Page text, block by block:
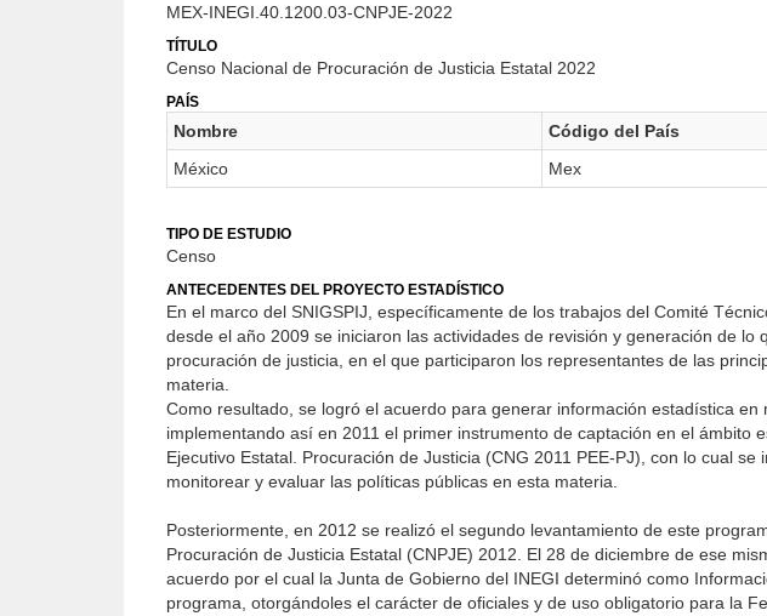
MEX-INEGI.40.1200.03-CNPJE-2022
TÍTULO
Censo Nacional de Procuración de Justicia Estatal 2022
PAÍS
Nombre
Código del País
México
Mex
TIPO DE ESTUDIO
Censo
ANTECEDENTES DEL PROYECTO ESTADÍSTICO
En el marco del SNIGSPIJ, específicamente de los trabajos del Comité
desde el año 2009 se iniciaron las actividades de revisión y generación de
procuración de justicia, en el que participaron los representantes de las
materia.
Como resultado, se logró el acuerdo para generar información estadística
implementando así en 2011 el primer instrumento de captación en el ámbito
Ejecutivo Estatal. Procuración de Justicia (CNG 2011 PEE-PJ), con lo cual
monitorear y evaluar las políticas públicas en esta materia.
Posteriormente, en 2012 se realizó el segundo levantamiento de este
Procuración de Justicia Estatal (CNPJE) 2012. El 28 de diciembre de ese
acuerdo por el cual la Junta de Gobierno del INEGI determinó como
programa, otorgándoles el carácter de oficiales y de uso obligatorio para la